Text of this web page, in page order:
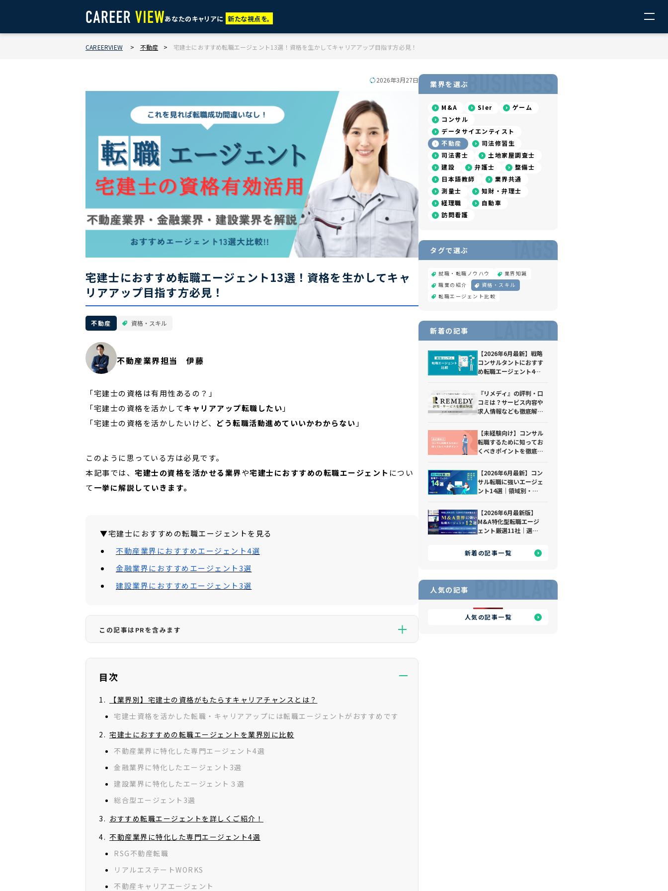
あなたのキャリアに 新たな視点を。
CAREERVIEW > 不動産 > 宅建士におすすめ転職エージェント13選！資格を生かしてキャリアアップ目指す方必見！
2026年3月27日
宅建士におすすめ転職エージェント13選！資格を生かしてキャ
リアアップ目指す方必見！
不動産 資格・スキル
不動産業界担当 伊藤
「宅建士の資格は有用性あるの？」
「宅建士の資格を活かしてキャリアアップ転職したい 」
「宅建士の資格を活かしたいけど、 どう転職活動進めていいかわからない 」
このように思っている方は必見です。
本記事では、 宅建士の資格を活かせる業界や宅建士におすすめの転職エージェント につい
て一挙に解説していきます。
▼宅建士におすすめの転職エージェントを見る
不動産業界におすすめエージェント4選
金融業界におすすめエージェント3選
建設業界におすすめエージェント3選
この記事はPRを含みます
ザーの利益を第一に考えており、サービスの評価に関して影響を及ぼすことはありません。
目次
【業界別】宅建士の資格がもたらすキャリアチャンスとは？
宅建士資格を活かした転職・キャリアアップには転職エージェントがおすすめです
宅建士におすすめの転職エージェントを業界別に比較
不動産業界に特化した専門エージェント4選
金融業界に特化したエージェント3選
建設業界に特化したエージェント３選
総合型エージェント3選
おすすめ転職エージェントを詳しくご紹介！
不動産業界に特化した専門エージェント4選
RSG不動産転職
リアルエステートWORKS
不動産キャリアエージェント
業界を選ぶBUSINESS
M&A SIer
ゲーム
コンサル
データサイエンティスト
不動産
司法修習生
司法書士
土地家屋調査士
建設
弁護士
整備士
日本語教師
業界共通
測量士
知財・弁理士
経理職
自動車
訪問看護
タグで選ぶ TAGS
就職・転職ノウハウ
業界知識
職業の紹介
資格・スキル
転職エージェント比較
新着の記事 LATEST
【2026年6月最新】戦略
コンサルタントにおすす
め転職エージェント4
策、求められるスキルに
ついて解説
『リメディ』の評判・口
コミは？サービス内容や
求人情報なども徹底解
【未経験向け】コンサル
転職するために知ってお
くべきポイントを徹底解
ジェントも紹介
【2026年6月最新】コン
サル転職に強いエージェ
ント14選｜領域別・経
【2026年6月最新版】
M&A特化型転職エージ
ェント厳選11社｜選び
まえて徹底解説！
新着の記事一覧
人気の記事 POPULAR
人気の記事一覧